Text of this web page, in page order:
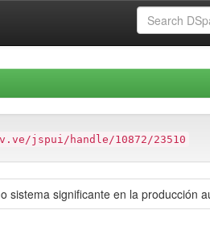
jspui/handle/10872/23510
sistema significante en la producción